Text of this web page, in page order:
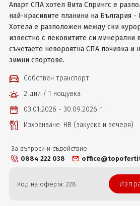
Апарт СПА хотел Вита Спрингс е
най-красивите планини на България
Хотела е разположен между ски
известно с лековитите си минерални
съчетаете невороятна СПА почивка и
зимни спортове.
Собствен транспорт
2 дни / 1 нощувка
03.01.2026 - 30.09.2026 г.
Изхранване: НВ (закуска и вечеря)
За въпроси и съдействие
0884 222 038
Код на оферта: 228